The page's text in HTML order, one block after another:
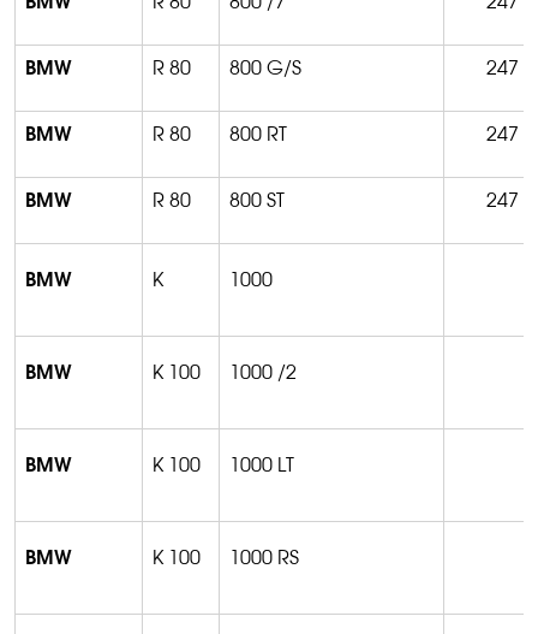
BMW R 80 800 G/S 247
BMW R 80 800 RT 247
BMW R 80 800 ST 247
BMW K 1000
BMW K 100 1000 /2
BMW K 100 1000 LT
BMW K 100 1000 RS